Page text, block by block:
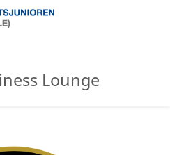
Lounge